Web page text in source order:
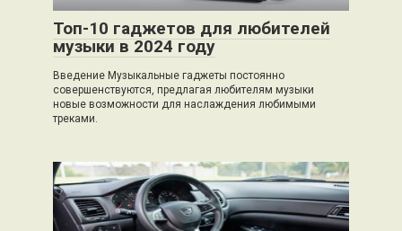
Топ-10 гаджетов для любителей
музыки в 2024 году
Введение Музыкальные гаджеты постоянно
совершенствуются, предлагая любителям музыки
новые возможности для наслаждения любимыми
треками.